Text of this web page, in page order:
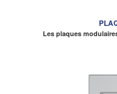
Les plaques